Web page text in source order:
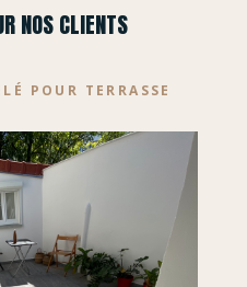
NOS CLIENTS
POUR TERRASSE